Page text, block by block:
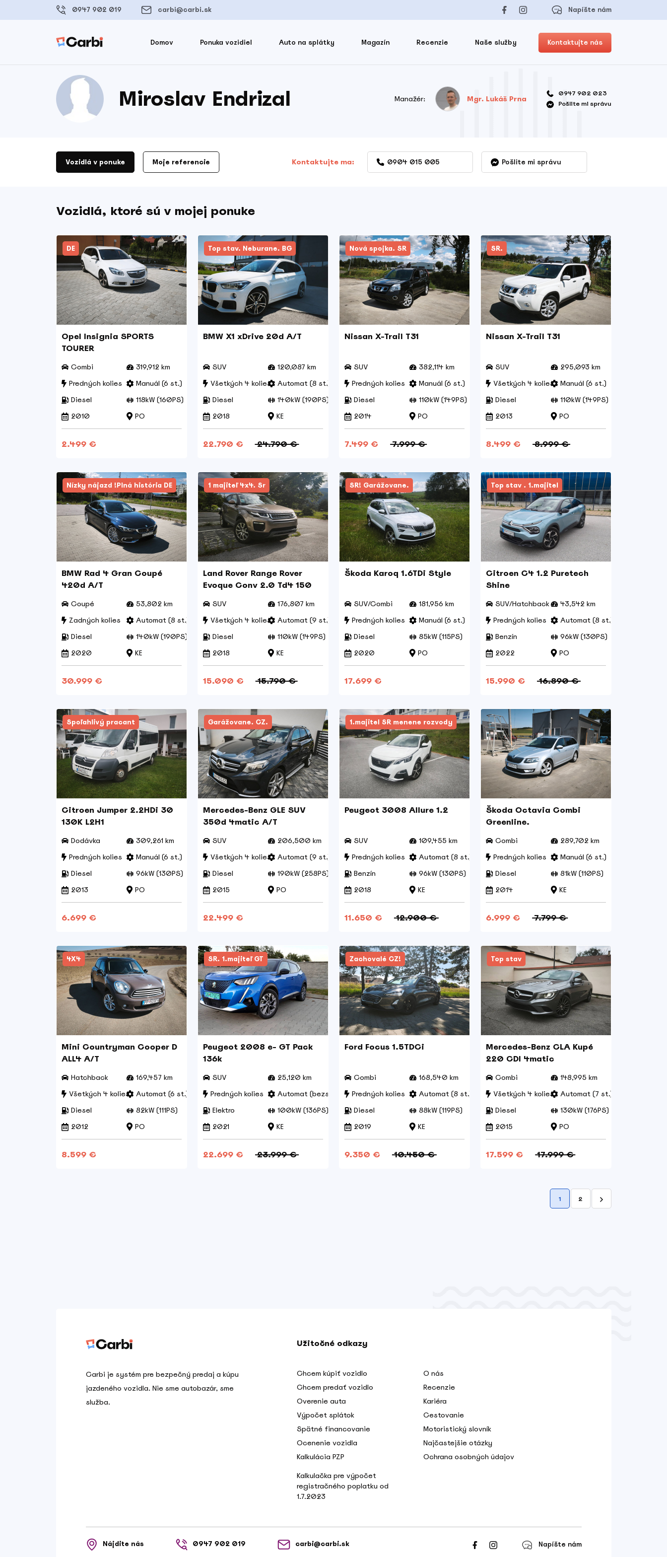
0947 902 019 carbi@carbi.sk Napíšte nám
Domov Ponuka vozidiel Auto na splátky Magazín Recenzie Naše služby Kontaktujte nás
Miroslav Endrizal Manažér: Mgr. Lukáš Prna
0947 902 023
Pošlite mi správu
Vozidlá v ponuke Moje referencie Kontaktujte ma: 0904 015 005 Pošlite mi správu
Vozidlá, ktoré sú v mojej ponuke
DE
Opel Insignia SPORTS
TOURER
Combi
319,912 km
Predných kolies
Manuál (6 st.)
Diesel
118kW (160PS)
2010
PO
2.499 €
Top stav. Neburane. BG
BMW X1 xDrive 20d A/T
SUV
120,087 km
Všetkých 4 kolies
Automat (8 st.)
Diesel
140kW (190PS)
2018
KE
22.790 € 24.790 €
Nová spojka. SR
Nissan X-Trail T31
SUV
382,114 km
Predných kolies
Manuál (6 st.)
Diesel
110kW (149PS)
2014
PO
7.499 € 7.999 €
SR.
Nissan X-Trail T31
SUV
295,093 km
Všetkých 4 kolies
Manuál (6 st.)
Diesel
110kW (149PS)
2013
PO
8.499 € 8.999 €
Nízky nájazd !Plná história DE
BMW Rad 4 Gran Coupé
420d A/T
Coupé
53,802 km
Zadných kolies
Automat (8 st.)
Diesel
140kW (190PS)
2020
KE
30.999 €
1 majiteľ 4x4. Sr
Land Rover Range Rover
Evoque Conv 2.0 Td4 150
SUV
176,807 km
Všetkých 4 kolies
Automat (9 st.)
Diesel
110kW (149PS)
2018
KE
15.090 € 15.790 €
SR! Garážovane.
Škoda Karoq 1.6TDi Style
SUV/Combi
181,956 km
Predných kolies
Manuál (6 st.)
Diesel
85kW (115PS)
2020
PO
17.699 €
Top stav . 1.majitel
Citroen C4 1.2 Puretech
Shine
SUV/Hatchback
43,542 km
Predných kolies
Automat (8 st.)
Benzín
96kW (130PS)
2022
PO
15.990 € 16.890 €
Spoľahlivý pracant
Citroen Jumper 2.2HDi 30
130K L2H1
Dodávka
309,261 km
Predných kolies
Manuál (6 st.)
Diesel
96kW (130PS)
2013
PO
6.699 €
Garážovane. CZ.
Mercedes-Benz GLE SUV
350d 4matic A/T
SUV
206,500 km
Všetkých 4 kolies
Automat (9 st.)
Diesel
190kW (258PS)
2015
PO
22.499 €
1.majitel SR menene rozvody
Peugeot 3008 Allure 1.2
SUV
109,455 km
Predných kolies
Automat (8 st.)
Benzín
96kW (130PS)
2018
KE
11.650 € 12.900 €
Škoda Octavia Combi
Greenline.
Combi
289,702 km
Predných kolies
Manuál (6 st.)
Diesel
81kW (110PS)
2014
KE
6.999 € 7.799 €
4X4
Mini Countryman Cooper D
ALL4 A/T
Hatchback
169,457 km
Všetkých 4 kolies
Automat (6 st.)
Diesel
82kW (111PS)
2012
PO
8.599 €
SR. 1.majiteľ GT
Peugeot 2008 e- GT Pack
136k
SUV
25,120 km
Predných kolies
Automat (bezst.)
Elektro
100kW (136PS)
2021
KE
22.699 € 23.999 €
Zachovalé CZ!
Ford Focus 1.5TDCi
Combi
168,540 km
Predných kolies
Automat (8 st.)
Diesel
88kW (119PS)
2019
KE
9.350 € 10.450 €
Top stav
Mercedes-Benz CLA Kupé
220 CDI 4matic
Combi
148,995 km
Všetkých 4 kolies
Automat (7 st.)
Diesel
130kW (176PS)
2015
PO
17.599 € 17.999 €
1 2
Carbi je systém pre bezpečný predaj a kúpu
jazdeného vozidla. Nie sme autobazár, sme
služba.
Užitočné odkazy
Chcem kúpiť vozidlo
Chcem predať vozidlo
Overenie auta
Výpočet splátok
Spätné financovanie
Ocenenie vozidla
Kalkulácia PZP
O nás
Recenzie
Kariéra
Cestovanie
Motoristický slovník
Najčastejšie otázky
Ochrana osobných údajov
Kalkulačka pre výpočet
registračného poplatku od
1.7.2023
Nájdite nás 0947 902 019 carbi@carbi.sk Napíšte nám